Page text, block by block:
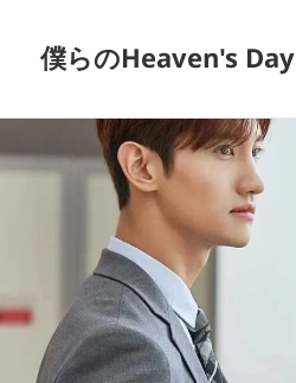
僕らのHeaven's Day